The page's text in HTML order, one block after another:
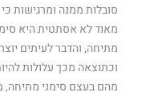
סובלות ממנה ומרגישות
מאוד לא אסתטית היא
מתיחה, והדבר לעיתים
וכתוצאה מכך עלולות
מהם בעצם סימני מתיחה,